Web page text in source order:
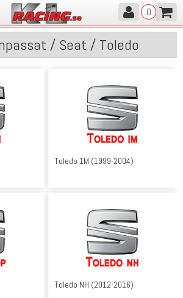
0
/ Seat / Toledo
Toledo 1M (1999-2004)
Toledo NH (2012-2016)